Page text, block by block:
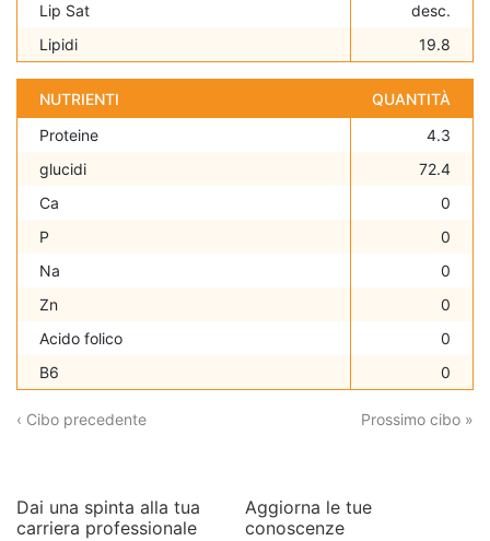
Lip Sat
desc.
Lipidi
19.8
NUTRIENTI
QUANTITÀ
Proteine
4.3
glucidi
72.4
Ca
0
P
0
Na
0
Zn
0
Acido folico
0
B6
0
‹ Cibo precedente Prossimo cibo »
Dai una spinta alla tua
carriera professionale
Aggiorna le tue
conoscenze